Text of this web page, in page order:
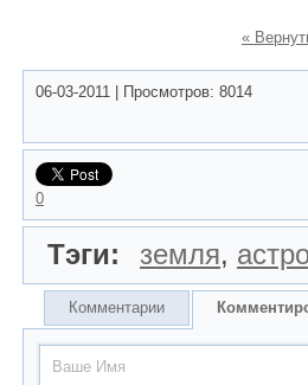
«
06-03-2011 Просмотров: 8014
0
Тэги: земля,
Комментарии